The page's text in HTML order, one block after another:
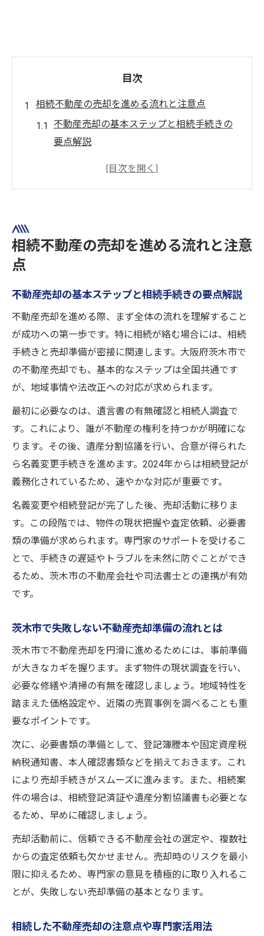
目次
相続不動産の売却を進める流れと注意点
不動産売却の基本ステップと相続手続きの
要点解説
茨木市で失敗しない不動産売却準備の流れ
不動産屋選びが売却成功に与える影響とポ
イント
不動産売却時に必要な相続手続きを整理
不動産売却に必要な相続登記と名義変更の
流れ
遺産分割協議書作成と不動産売却の関係性
を解説
茨木市の不動産売却に強い専門家の活用ポ
イント
相続人調査から売却までの要所と注意すべ
き点
信頼できる不動産屋の選び方と手続き支援
活用法
共有名義の不動産売却を円滑に進める方法
共有名義不動産売却で必要な合意形成と流
れ
不動産屋のサポートを活用した売却交渉術
相続した共有不動産の売却時に起きやすい
点
専門家と連携した共有名義売却の安心ポイ
ント
空き家相続後の管理負担と不動産売却の選
不動産売却時にかかるコストや税金の基礎
知識
茨木市で空き家を売却する際の計画ポイン
トラブル回避に役立つ売却手順のコツ
相続不動産売却で起きやすいトラブルと防
相続不動産の売却を進める流れと注意
点
不動産売却の基本ステップと相続手続きの要点解説
不動産売却を進める際、まず全体の流れを理解すること
が成功への第一歩です。特に相続が絡む場合には、相続
手続きと売却準備が密接に関連します。大阪府茨木市で
の不動産売却でも、基本的なステップは全国共通です
が、地域事情や法改正への対応が求められます。
最初に必要なのは、遺言書の有無確認と相続人調査で
す。これにより、誰が不動産の権利を持つかが明確にな
ります。その後、遺産分割協議を行い、合意が得られた
ら名義変更手続きを進めます。2024年からは相続登記が
義務化されているため、速やかな対応が重要です。
名義変更や相続登記が完了した後、売却活動に移りま
す。この段階では、物件の現状把握や査定依頼、必要書
類の準備が求められます。専門家のサポートを受けるこ
とで、手続きの遅延やトラブルを未然に防ぐことができ
るため、茨木市の不動産会社や司法書士との連携が有効
です。
茨木市で失敗しない不動産売却準備の流れとは
茨木市で不動産売却を円滑に進めるためには、事前準備
が大きなカギを握ります。まず物件の現状調査を行い、
必要な修繕や清掃の有無を確認しましょう。地域特性を
踏まえた価格設定や、近隣の売買事例を調べることも重
要なポイントです。
次に、必要書類の準備として、登記簿謄本や固定資産税
納税通知書、本人確認書類などを揃えておきます。これ
により売却手続きがスムーズに進みます。また、相続案
件の場合は、相続登記済証や遺産分割協議書も必要とな
るため、早めに確認しましょう。
売却活動前に、信頼できる不動産会社の選定や、複数社
からの査定依頼も欠かせません。売却時のリスクを最小
限に抑えるため、専門家の意見を積極的に取り入れるこ
とが、失敗しない売却準備の基本となります。
相続した不動産売却の注意点や専門家活用法